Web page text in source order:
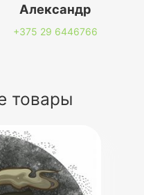
Александр
+375 29 6446766
товары